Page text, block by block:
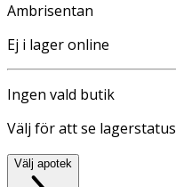
Ambrisentan
Ej i lager online
Ingen vald butik
Välj för att se lagerstatus
Välj apotek